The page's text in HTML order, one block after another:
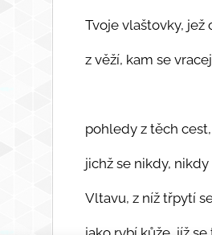
Tvoje vlaštovky, jež
z věží, kam se
pohledy z těch
jichž se nikdy,
Vltavu, z níž třpytí